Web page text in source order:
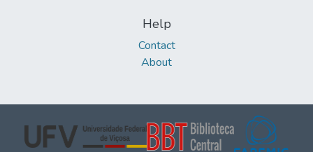
Help
Contact
About